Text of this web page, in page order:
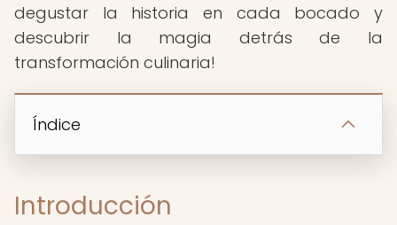
degustar la historia en cada bocado y
descubrir la magia detrás de la
transformación culinaria!
Índice
Introducción